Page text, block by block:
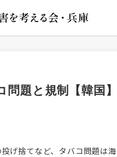
題と規制【韓国】
げ捨てなど、タバコ問題は海